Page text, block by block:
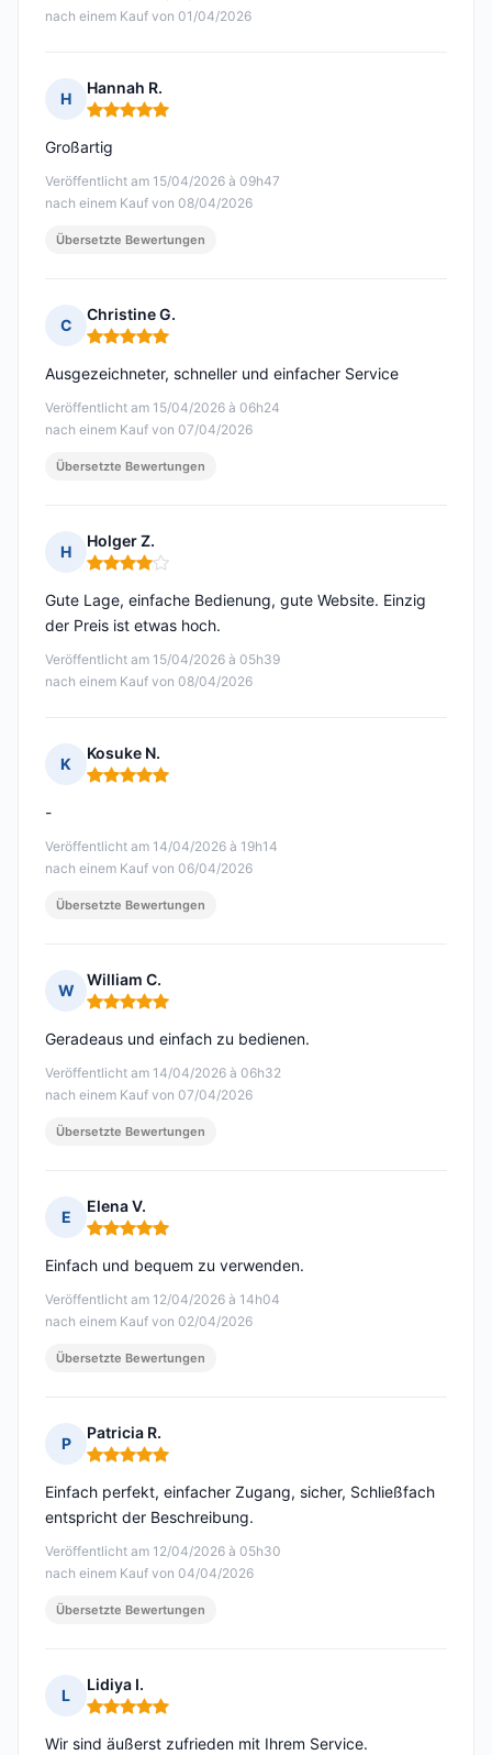
nach einem Kauf von 01/04/2026
H
Hannah R.
Hinweis: 5 von 5
Veröffentlicht am 15/04/2026 à 09h47
nach einem Kauf von 08/04/2026
Großartig
Übersetzte Bewertungen
C
Christine G.
Hinweis: 5 von 5
Veröffentlicht am 15/04/2026 à 06h24
nach einem Kauf von 07/04/2026
Ausgezeichneter, schneller und einfacher Service
Übersetzte Bewertungen
H
Holger Z.
Hinweis: 4 von 5
Veröffentlicht am 15/04/2026 à 05h39
nach einem Kauf von 08/04/2026
Gute Lage, einfache Bedienung, gute Website. Einzig
der Preis ist etwas hoch.
K
Kosuke N.
Hinweis: 5 von 5
Veröffentlicht am 14/04/2026 à 19h14
nach einem Kauf von 06/04/2026
-
Übersetzte Bewertungen
W
William C.
Hinweis: 5 von 5
Veröffentlicht am 14/04/2026 à 06h32
nach einem Kauf von 07/04/2026
Geradeaus und einfach zu bedienen.
Übersetzte Bewertungen
E
Elena V.
Hinweis: 5 von 5
Veröffentlicht am 12/04/2026 à 14h04
nach einem Kauf von 02/04/2026
Einfach und bequem zu verwenden.
Übersetzte Bewertungen
P
Patricia R.
Hinweis: 5 von 5
Veröffentlicht am 12/04/2026 à 05h30
nach einem Kauf von 04/04/2026
Einfach perfekt, einfacher Zugang, sicher, Schließfach
entspricht der Beschreibung.
Übersetzte Bewertungen
L
Lidiya I.
Hinweis: 5 von 5
Wir sind äußerst zufrieden mit Ihrem Service.